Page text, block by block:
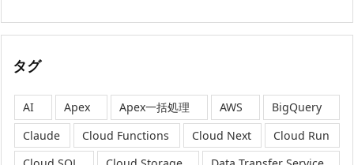
タグ
AI Apex Apex一括処理 AWS
BigQuery
Claude
Cloud Functions Cloud Next
Cloud Run